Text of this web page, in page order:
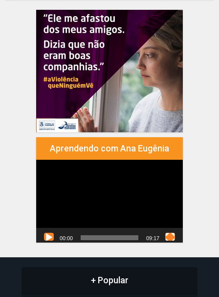
Aprendendo com Ana Eugênia
00:00 09:17
+ Popular